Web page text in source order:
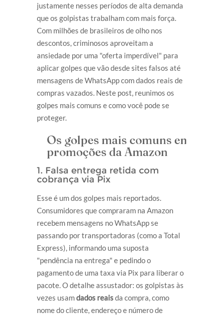
justamente nesses períodos de alta demanda
que os golpistas trabalham com mais força.
Com milhões de brasileiros de olho nos
descontos, criminosos aproveitam a
ansiedade por uma "oferta imperdível" para
aplicar golpes que vão desde sites falsos até
mensagens de WhatsApp com dados reais de
compras vazados. Neste post, reunimos os
golpes mais comuns e como você pode se
proteger.
Os golpes mais comuns em
promoções da Amazon
1. Falsa entrega retida com
cobrança via Pix
Esse é um dos golpes mais reportados.
Consumidores que compraram na Amazon
recebem mensagens no WhatsApp se
passando por transportadoras (como a Total
Express), informando uma suposta
"pendência na entrega" e pedindo o
pagamento de uma taxa via Pix para liberar o
pacote. O detalhe assustador: os golpistas às
vezes usamdados reaisda compra, como
nome do cliente, endereço e número de